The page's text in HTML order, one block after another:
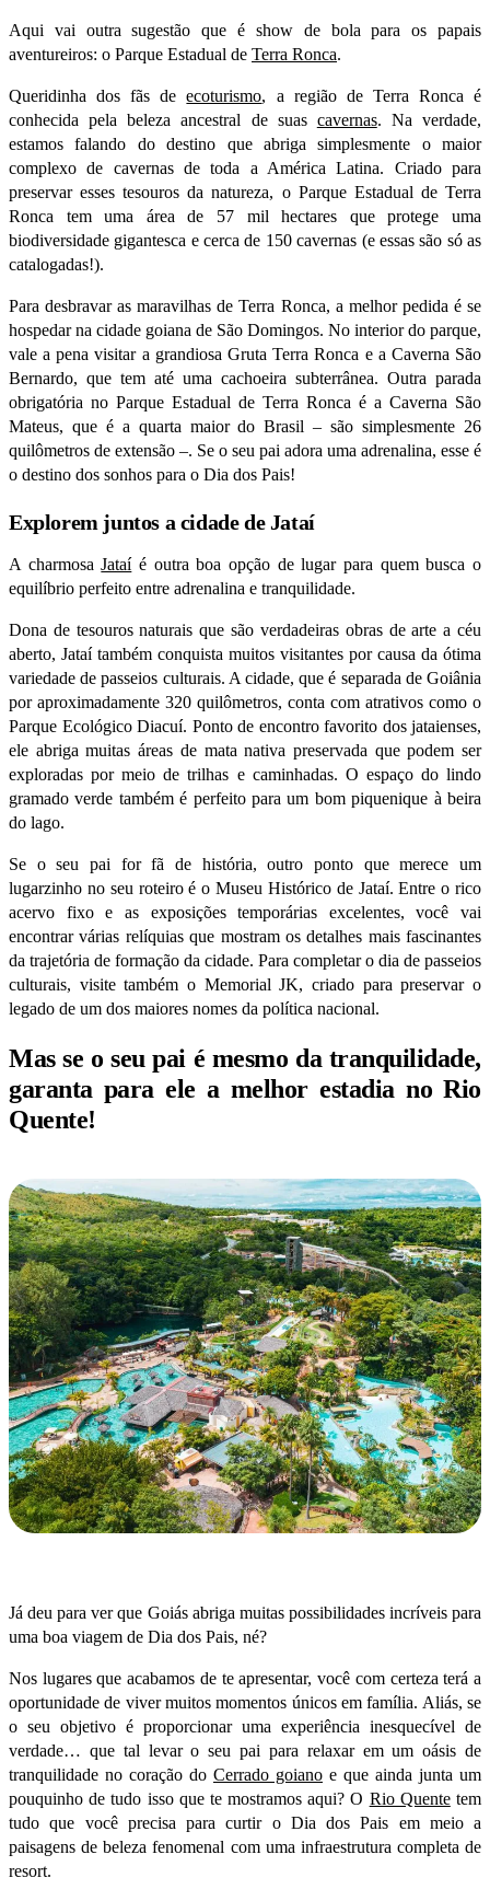
Aqui vai outra sugestão que é show de bola para os papais
aventureiros: o Parque Estadual de Terra Ronca.
Queridinha dos fãs deecoturismo, a região de Terra Ronca é
conhecida pela beleza ancestral de suas cavernas. Na verdade,
estamos falando do destino que abriga simplesmente o maior
complexo de cavernas de toda a América Latina. Criado para
preservar esses tesouros da natureza, o Parque Estadual de Terra
Ronca tem uma área de 57 mil hectares que protege uma
biodiversidade gigantesca e cerca de 150 cavernas (e essas são só as
catalogadas!).
Para desbravar as maravilhas de Terra Ronca, a melhor pedida é se
hospedar na cidade goiana de São Domingos. No interior do parque,
vale a pena visitar a grandiosa Gruta Terra Ronca e a Caverna São
Bernardo, que tem até uma cachoeira subterrânea. Outra parada
obrigatória no Parque Estadual de Terra Ronca é a Caverna São
Mateus, que é a quarta maior do Brasil – são simplesmente 26
quilômetros de extensão –. Se o seu pai adora uma adrenalina, esse é
o destino dos sonhos para o Dia dos Pais!
Explorem juntos a cidade de Jataí
A charmosaJataíé outra boa opção de lugar para quem busca o
equilíbrio perfeito entre adrenalina e tranquilidade.
Dona de tesouros naturais que são verdadeiras obras de arte a céu
aberto, Jataí também conquista muitos visitantes por causa da ótima
variedade de passeios culturais. A cidade, que é separada de Goiânia
por aproximadamente 320 quilômetros, conta com atrativos como o
Parque Ecológico Diacuí. Ponto de encontro favorito dos jataienses,
ele abriga muitas áreas de mata nativa preservada que podem ser
exploradas por meio de trilhas e caminhadas. O espaço do lindo
gramado verde também é perfeito para um bom piquenique à beira
do lago.
Se o seu pai for fã de história, outro ponto que merece um
lugarzinho no seu roteiro é o Museu Histórico de Jataí. Entre o rico
acervo fixo e as exposições temporárias excelentes, você vai
encontrar várias relíquias que mostram os detalhes mais fascinantes
da trajetória de formação da cidade. Para completar o dia de passeios
culturais, visite também o Memorial JK, criado para preservar o
legado de um dos maiores nomes da política nacional.
Mas se o seu pai é mesmo da tranquilidade,
garanta para ele a melhor estadia no Rio
Quente!
Já deu para ver que Goiás abriga muitas possibilidades incríveis para
uma boa viagem de Dia dos Pais, né?
Nos lugares que acabamos de te apresentar, você com certeza terá a
oportunidade de viver muitos momentos únicos em família. Aliás, se
o seu objetivo é proporcionar uma experiência inesquecível de
verdade… que tal levar o seu pai para relaxar em um oásis de
tranquilidade no coração do Cerrado goiano e que ainda junta um
pouquinho de tudo isso que te mostramos aqui? O Rio Quentetem
tudo que você precisa para curtir o Dia dos Pais em meio a
paisagens de beleza fenomenal com uma infraestrutura completa de
resort.